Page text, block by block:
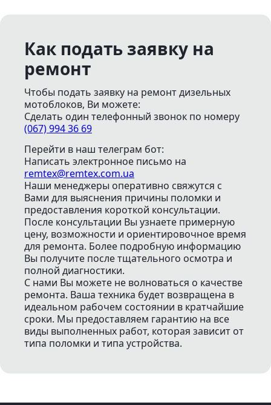
Как подать заявку на
ремонт
Чтобы подать заявку на ремонт дизельных
мотоблоков, Ви можете:
Сделать один телефонный звонок по номеру
(067) 994 36 69
Перейти в наш телеграм бот:
Написать электронное письмо на
remtex@remtex.com.ua
Наши менеджеры оперативно свяжутся с
Вами для выяснения причины поломки и
предоставления короткой консультации.
После консультации Вы узнаете примерную
цену, возможности и ориентировочное время
для ремонта. Более подробную информацию
Вы получите после тщательного осмотра и
полной диагностики.
С нами Вы можете не волноваться о качестве
ремонта. Ваша техника будет возвращена в
идеальном рабочем состоянии в кратчайшие
сроки. Мы предоставляем гарантию на все
виды выполненных работ, которая зависит от
типа поломки и типа устройства.